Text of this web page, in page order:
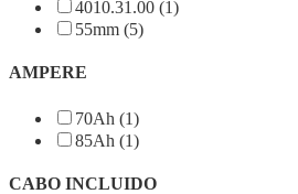
4010.31.00 (1)
55mm (5)
AMPERE
70Ah (1)
85Ah (1)
CABO INCLUIDO